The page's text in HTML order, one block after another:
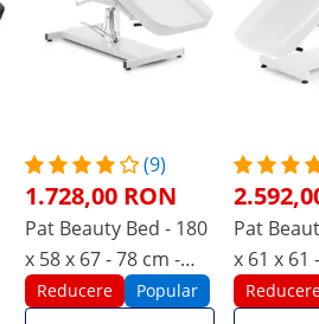
(9)
1.728,00 RON
Pat Beauty Bed - 180
x 58 x 67 - 78 cm -
200 kg - alb
Reducere Popular
Pat
x 61 x 61
200 kg -